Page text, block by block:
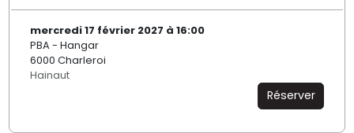
mercredi 17 février 2027 à 16:00
PBA - Hangar
6000 Charleroi
Hainaut
Réserver